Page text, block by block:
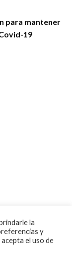
para mantener
19
Maisonnave |
la
y
el uso de